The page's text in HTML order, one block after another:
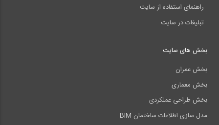
راهنمای استفاده از سایت
تبلیغات در سایت
بخش های سایت
بخش عمران
بخش معماری
بخش طراحی عملکردی
مدل سازی اطلاعات ساختمان BIM